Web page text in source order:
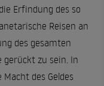
Erfindung des so
Reisen an
des gesamten
zu sein. In
des Geldes